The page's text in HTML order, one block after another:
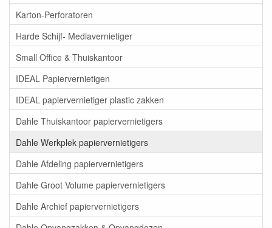
Karton-Perforatoren
Harde Schijf- Mediavernietiger
Small Office & Thuiskantoor
IDEAL Papiervernietigen
IDEAL papiervernietiger plastic zakken
Dahle Thuiskantoor papiervernietigers
Dahle Werkplek papiervernietigers
Dahle Afdeling papiervernietigers
Dahle Groot Volume papiervernietigers
Dahle Archief papiervernietigers